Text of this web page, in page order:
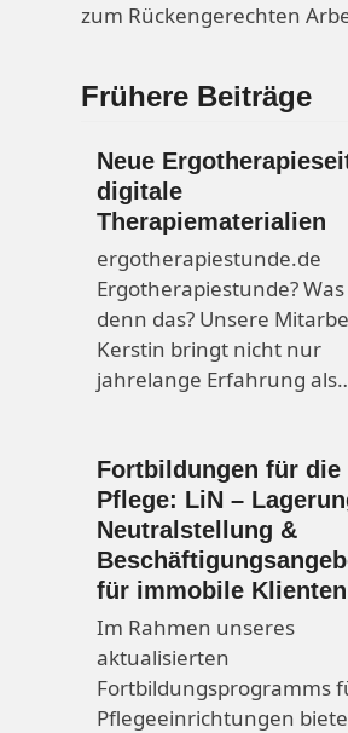
zum Rückengerechten
Frühere Beiträge
Neue
digitale
Therapiematerialien
ergotherapiestunde.de
Ergotherapiestunde?
denn das? Unsere
Kerstin bringt nicht nur
jahrelange Erfahrung
Fortbildungen für die
Pflege: LiN –
Neutralstellung &
für immobile Klienten
Im Rahmen unseres
aktualisierten
Fortbildungsprogramms
Pflegeeinrichtungen